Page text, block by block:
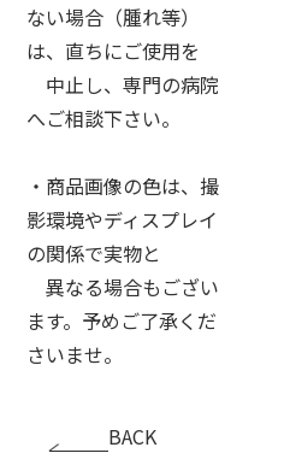
ない場合（腫れ等）
は、直ちにご使用を
中止し、専門の病院
へご相談下さい。
・商品画像の色は、撮
影環境やディスプレイ
の関係で実物と
異なる場合もござい
ます。予めご了承くだ
さいませ。
BACK